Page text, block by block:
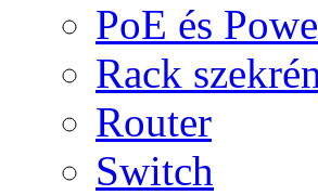
PoE és
Rack
Router
Switch